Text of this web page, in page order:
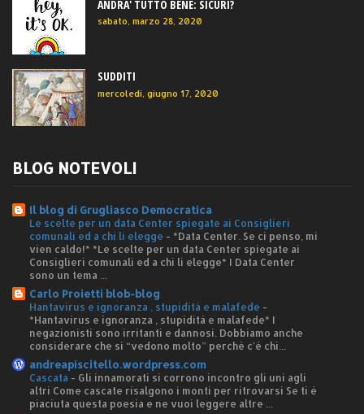
ANDRA' TUTTO BENE: SICURI?
sabato, marzo 28, 2020
SUDDITI
mercoledì, giugno 17, 2020
BLOG NOTEVOLI
Il blog di Grugliasco Democratica
Le scelte per un data Center spiegate ai Consiglieri
comunali ed a chi li elegge - *Data Center. Se ci penso, mi
vien caldo!* *Le scelte per un data Center spiegate ai
Consiglieri comunali ed a chi li elegge* I Data Center
sono un tema ...
Carlo Proietti blob-blog
Hantavirus e ignoranza , stupidità e malafede -
*Hantavirus e ignoranza , stupidità e malafede* I
negazionisti sono irritanti e dannosi. Dobbiamo anche
considerare che si “vedono molto” perché c'è chi...
andreapiscitello.wordpress.com
Cascata - Gli innamorati si corrono incontro gli uni agli
altri Come cascate risalgono i monti per ritrovarsi Se ti è
piaciuta questa poesia e ne vuoi leggere altre ...